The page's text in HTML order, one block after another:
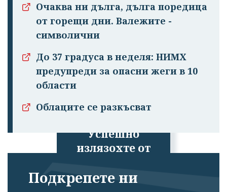
Успешно
излязохте от
Очаква ни дълга, дълга поредица
от горещи дни. Валежите -
символични
До 37 градуса в неделя: НИМХ
предупреди за опасни жеги в 10
области
Облаците се разкъсват
Подкрепете ни